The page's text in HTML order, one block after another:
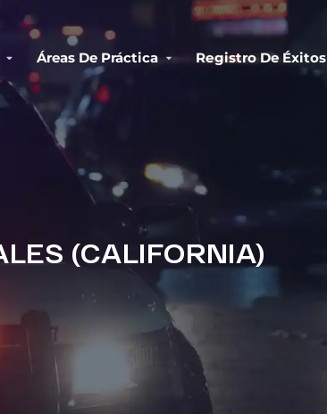
Áreas De Práctica Registro De Éxitos
(CALIFORNIA)